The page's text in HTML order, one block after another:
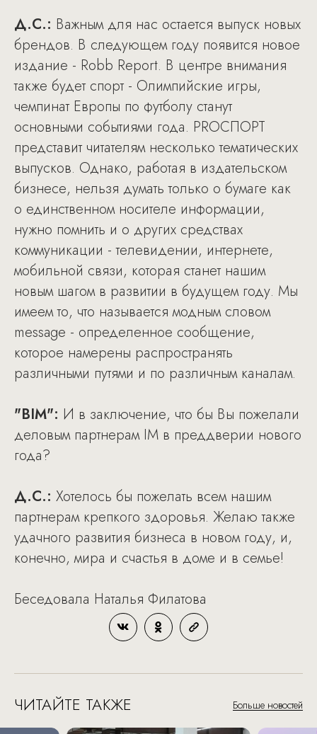
Д.С.: Важным для нас остается выпуск новых
брендов. В следующем году появится новое
издание - Robb Report. В центре внимания
также будет спорт - Олимпийские игры,
чемпинат Европы по футболу станут
основными событиями года. PROСПОРТ
представит читателям несколько тематических
выпусков. Однако, работая в издательском
бизнесе, нельзя думать только о бумаге как
о единственном носителе информации,
нужно помнить и о других средствах
коммуникации - телевидении, интернете,
мобильной связи, которая станет нашим
новым шагом в развитии в будущем году. Мы
имеем то, что называется модным словом
message - определенное сообщение,
которое намерены распространять
различными путями и по различным каналам.
"BIM": И в заключение, что бы Вы пожелали
деловым партнерам IM в преддверии нового
года?
Д.С.: Хотелось бы пожелать всем нашим
партнерам крепкого здоровья. Желаю также
удачного развития бизнеса в новом году, и,
конечно, мира и счастья в доме и в семье!
Беседовала Наталья Филатова
ЧИТАЙТЕ ТАКЖЕ Больше новостей